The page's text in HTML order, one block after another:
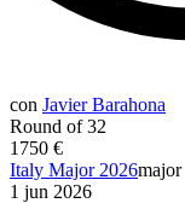
con Javier Barahona
Round of 32
1750 €
Italy Major 2026major
1 jun 2026